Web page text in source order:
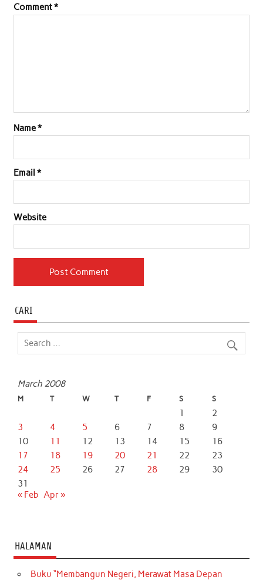
Comment*
Name*
Email *
Website
CARI
March 2008
M T W T F S S
1
2
3
4 5 6 7 8
9
10
11 12 13 14 15
16
17
18 19 20 21 22
23
24
25 26 27 28 29
30
31
« Feb Apr »
HALAMAN
Buku “Membangun Negeri, Merawat Masa Depan